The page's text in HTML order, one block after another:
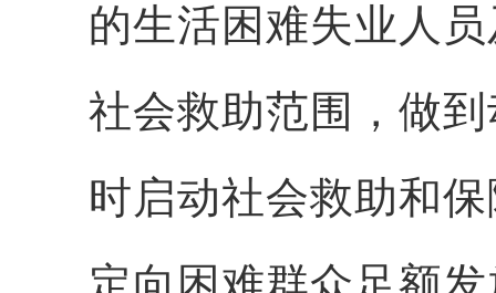
的生活困难失业人
社会救助范围，做
时启动社会救助和